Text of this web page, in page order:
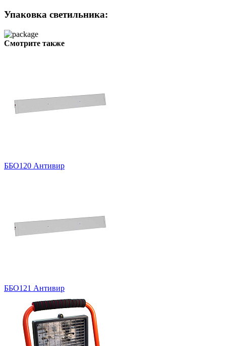
Упаковка светильника:
Смотрите также
ББО120 Антивир
ББО121 Антивир